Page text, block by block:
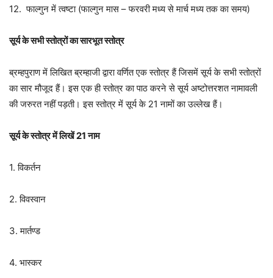
12. फाल्गुन में त्वष्टा (फाल्गुन मास – फरवरी मध्य से मार्च मध्य तक का समय)
सूर्य के सभी स्तोत्रों का सारभूत स्तोत्र
ब्रम्हपुराण में लिखित ब्रम्हाजी द्वारा वर्णित एक स्तोत्र हैं जिसमें सूर्य के सभी स्तोत्रों
का सार मौजूद हैं। इस एक ही स्तोत्र का पाठ करने से सूर्य अष्टोत्तरशत नामावली
की जरुरत नहीं पड़ती। इस स्तोत्र में सूर्य के 21 नामों का उल्लेख हैं।
सूर्य के स्तोत्र में लिखें 21 नाम
1. विकर्तन
2. विवस्वान
3. मार्तण्ड
4. भास्कर